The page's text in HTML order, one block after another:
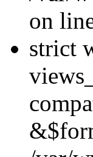
on
strict